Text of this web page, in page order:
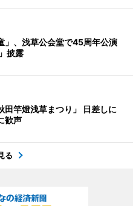
」、浅草公会堂で45周年公演
披露
田竿燈浅草まつり」 日差しに
歓声
る